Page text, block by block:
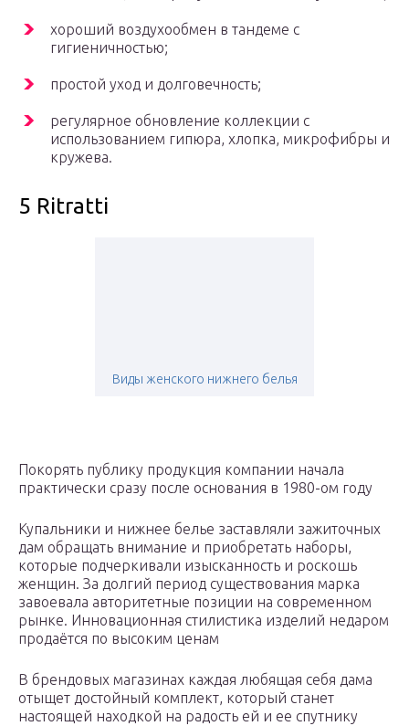
хороший воздухообмен в тандеме с
гигиеничностью;
простой уход и долговечность;
регулярное обновление коллекции с
использованием гипюра, хлопка, микрофибры и
кружева.
5 Ritratti
Виды женского нижнего белья
Покорять публику продукция компании начала
практически сразу после основания в 1980-ом году
Купальники и нижнее белье заставляли зажиточных
дам обращать внимание и приобретать наборы,
которые подчеркивали изысканность и роскошь
женщин. За долгий период существования марка
завоевала авторитетные позиции на современном
рынке. Инновационная стилистика изделий недаром
продаётся по высоким ценам
В брендовых магазинах каждая любящая себя дама
отыщет достойный комплект, который станет
настоящей находкой на радость ей и ее спутнику